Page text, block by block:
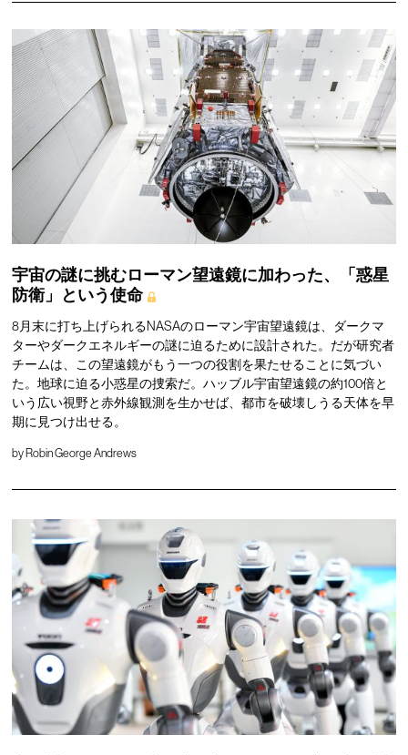
宇宙の謎に挑むローマン望遠鏡に加わった、「惑星
防衛」という使命
8月末に打ち上げられるNASAのローマン宇宙望遠鏡は、ダークマ
ターやダークエネルギーの謎に迫るために設計された。だが研究者
チームは、この望遠鏡がもう一つの役割を果たせることに気づい
た。地球に迫る小惑星の捜索だ。ハッブル宇宙望遠鏡の約100倍と
いう広い視野と赤外線観測を生かせば、都市を破壊しうる天体を早
期に見つけ出せる。
by Robin George Andrews